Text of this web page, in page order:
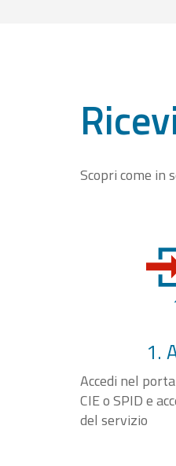
Scopri come in
1.
Accedi nel
CIE o SPID e
del servizio